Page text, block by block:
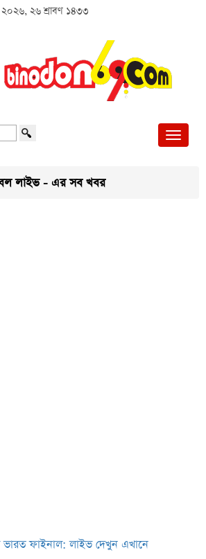
২০২৬, ২৬ শ্রাবণ ১৪৩৩
লাইভ - এর সব খবর
ফাইনাল: লাইভ দেখুন এখানে